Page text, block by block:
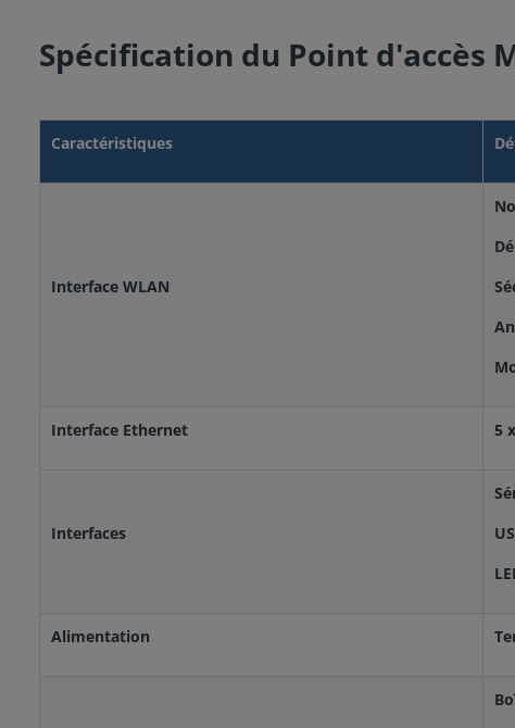
Spécification du Point d'accès
Caractéristiques
Interface WLAN
Interface Ethernet 5
Interfaces
Alimentation